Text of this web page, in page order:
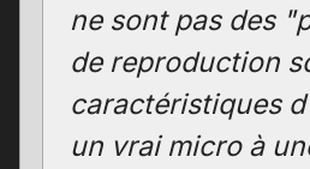
ne sont pas des
de reproduction
caractéristiques
un vrai micro à